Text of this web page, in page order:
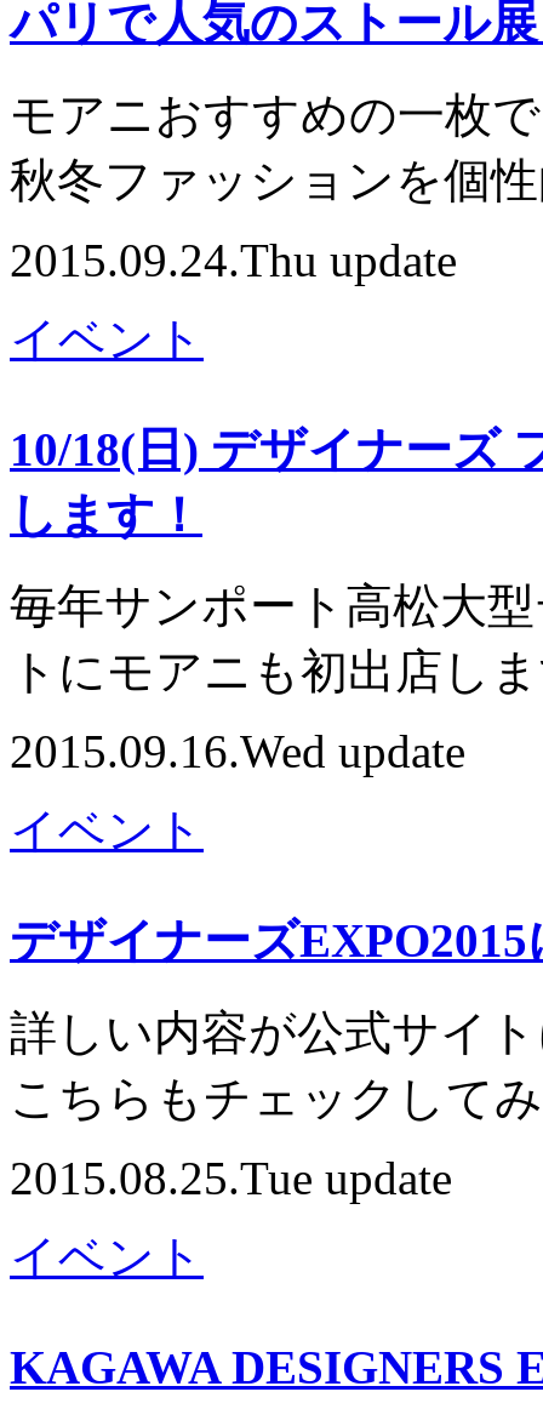
パリで人気のストール
モアニおすすめの一枚で
秋冬ファッションを個
2015.09.24.Thu update
イベント
10/18(日) デザイナーズ
します！
毎年サンポート高松大
トにモアニも初出店し
2015.09.16.Wed update
イベント
デザイナーズ
詳しい内容が公式サイ
こちらもチェックして
2015.08.25.Tue update
イベント
KAGAWA DESIGNERS